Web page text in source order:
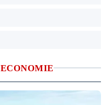
ECONOMIE